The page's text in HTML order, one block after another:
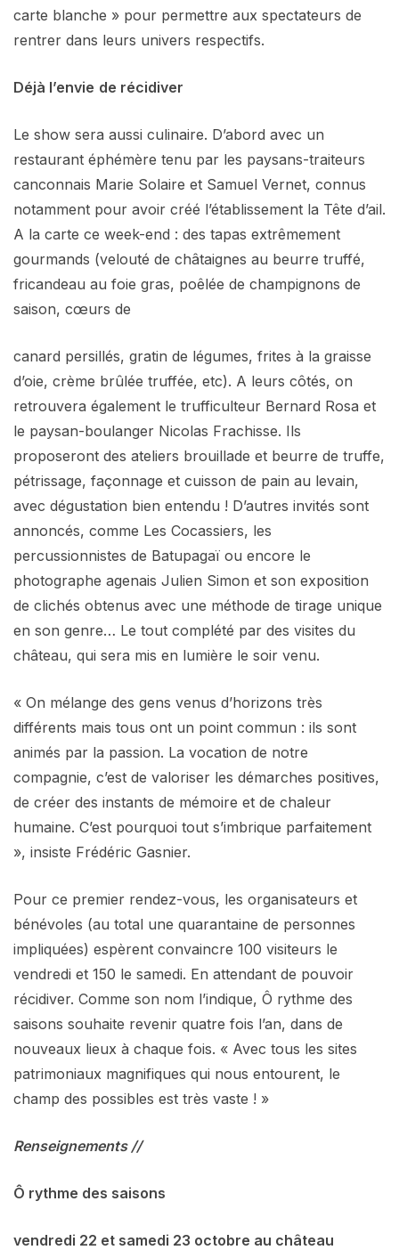
carte blanche » pour permettre aux spectateurs de
rentrer dans leurs univers respectifs.
Déjà l’envie de récidiver
Le show sera aussi culinaire. D’abord avec un
restaurant éphémère tenu par les paysans-traiteurs
canconnais Marie Solaire et Samuel Vernet, connus
notamment pour avoir créé l’établissement la Tête d’ail.
A la carte ce week-end : des tapas extrêmement
gourmands (velouté de châtaignes au beurre truffé,
fricandeau au foie gras, poêlée de champignons de
saison, cœurs de
canard persillés, gratin de légumes, frites à la graisse
d’oie, crème brûlée truffée, etc). A leurs côtés, on
retrouvera également le trufficulteur Bernard Rosa et
le paysan-boulanger Nicolas Frachisse. Ils
proposeront des ateliers brouillade et beurre de truffe,
pétrissage, façonnage et cuisson de pain au levain,
avec dégustation bien entendu ! D’autres invités sont
annoncés, comme Les Cocassiers, les
percussionnistes de Batupagaï ou encore le
photographe agenais Julien Simon et son exposition
de clichés obtenus avec une méthode de tirage unique
en son genre… Le tout complété par des visites du
château, qui sera mis en lumière le soir venu.
« On mélange des gens venus d’horizons très
différents mais tous ont un point commun : ils sont
animés par la passion. La vocation de notre
compagnie, c’est de valoriser les démarches positives,
de créer des instants de mémoire et de chaleur
humaine. C’est pourquoi tout s’imbrique parfaitement
», insiste Frédéric Gasnier.
Pour ce premier rendez-vous, les organisateurs et
bénévoles (au total une quarantaine de personnes
impliquées) espèrent convaincre 100 visiteurs le
vendredi et 150 le samedi. En attendant de pouvoir
récidiver. Comme son nom l’indique, Ô rythme des
saisons souhaite revenir quatre fois l’an, dans de
nouveaux lieux à chaque fois. « Avec tous les sites
patrimoniaux magnifiques qui nous entourent, le
champ des possibles est très vaste ! »
Renseignements //
Ô rythme des saisons
vendredi 22 et samedi 23 octobre au château